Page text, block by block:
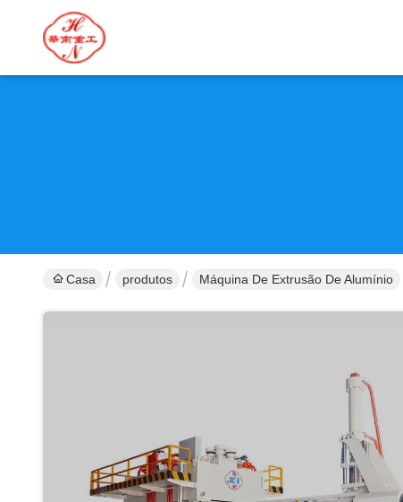
Casa produtos Máquina De Extrusão De Alumínio